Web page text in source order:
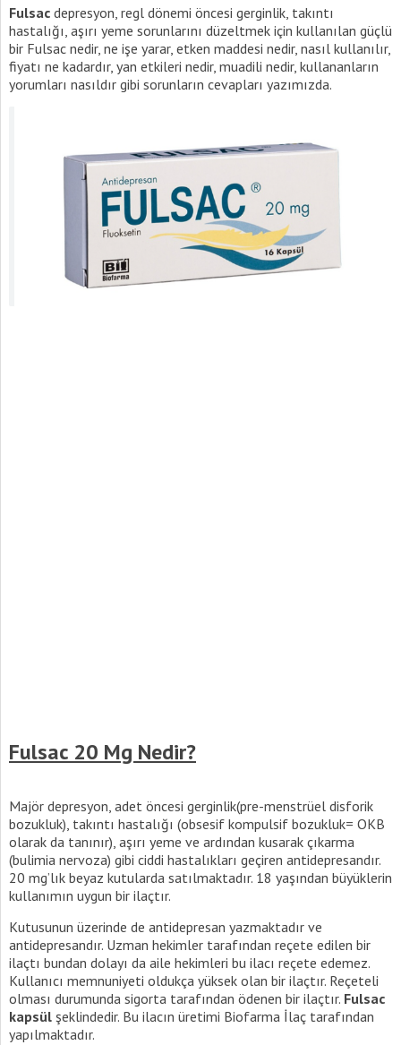
Fulsac depresyon, regl dönemi öncesi gerginlik, takıntı
hastalığı, aşırı yeme sorunlarını düzeltmek için kullanılan güçlü
bir Fulsac nedir, ne işe yarar, etken maddesi nedir, nasıl kullanılır,
fiyatı ne kadardır, yan etkileri nedir, muadili nedir, kullananların
yorumları nasıldır gibi sorunların cevapları yazımızda.
Fulsac 20 Mg Nedir?
Majör depresyon, adet öncesi gerginlik(pre-menstrüel disforik
bozukluk), takıntı hastalığı (obsesif kompulsif bozukluk= OKB
olarak da tanınır), aşırı yeme ve ardından kusarak çıkarma
(bulimia nervoza) gibi ciddi hastalıkları geçiren antidepresandır.
20 mg’lık beyaz kutularda satılmaktadır. 18 yaşından büyüklerin
kullanımın uygun bir ilaçtır.
Kutusunun üzerinde de antidepresan yazmaktadır ve
antidepresandır. Uzman hekimler tarafından reçete edilen bir
ilaçtı bundan dolayı da aile hekimleri bu ilacı reçete edemez.
Kullanıcı memnuniyeti oldukça yüksek olan bir ilaçtır. Reçeteli
olması durumunda sigorta tarafından ödenen bir ilaçtır. Fulsac
kapsül şeklindedir. Bu ilacın üretimi Biofarma İlaç tarafından
yapılmaktadır.